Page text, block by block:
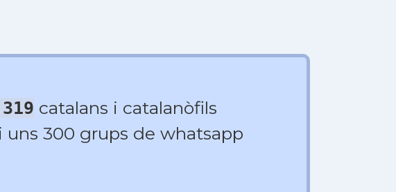
catalans i catalanòfils
uns 300 grups de whatsapp